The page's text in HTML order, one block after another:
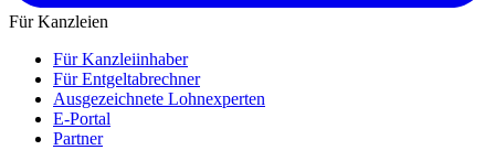
Für Kanzleien
Für Kanzleiinhaber
Für Entgeltabrechner
Ausgezeichnete Lohnexperten
E-Portal
Partner